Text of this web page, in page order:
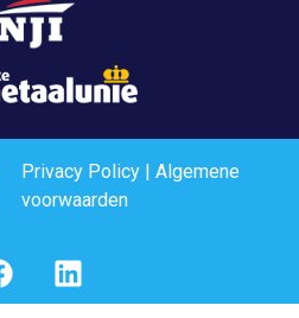
Privacy Policy| Algemene
voorwaarden